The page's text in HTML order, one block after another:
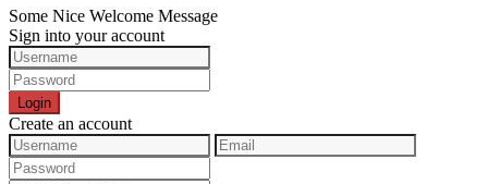
Some Nice Welcome Message
Sign into your account
Login
Create an account